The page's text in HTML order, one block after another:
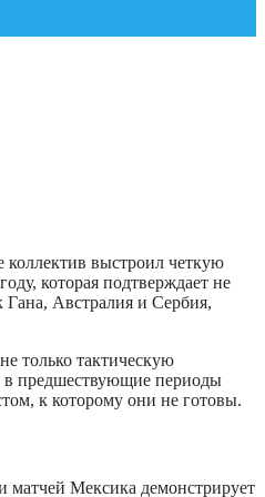
выстроил четкую
которая подтверждает не
Гана, Австралия и Сербия,
только тактическую
в предшествующие периоды
к которому они не готовы.
матчей Мексика демонстрирует